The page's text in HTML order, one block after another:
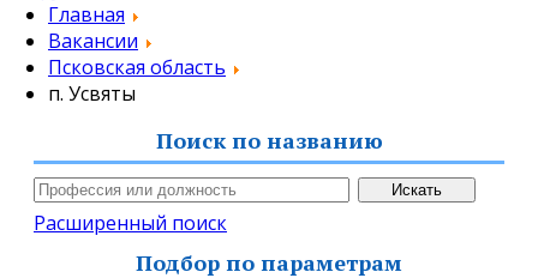
Главная
Вакансии
Псковская область
п. Усвяты
Поиск по названию
Расширенный поиск
Подбор по параметрам